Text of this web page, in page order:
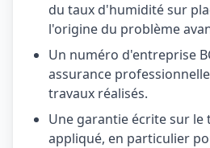
du taux d'humidité sur
l'origine du problème
Un numéro d'entreprise
assurance
travaux réalisés.
Une garantie écrite sur
appliqué, en particulier